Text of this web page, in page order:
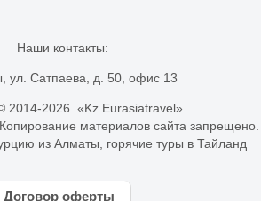
Наши контакты:
ул. Сатпаева, д. 50, офис 13
2014-2026. «Kz.Eurasiatravel».
материалов сайта запрещено.
из Алматы горячие туры в Тайланд
Договор оферты